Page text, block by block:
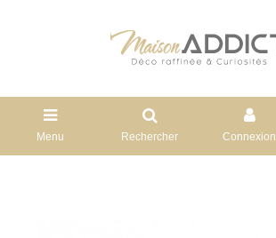
Menu Rechercher Connexion